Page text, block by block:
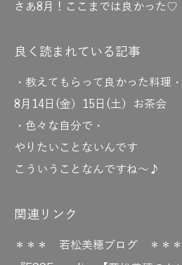
さあ8月！ここまでは良かった♡
良く読まれている記事
・教えてもらって良かった料理・
8月14日(金）15日(土）お茶会
・色々な自分で・
やりたいことないんです
こういうことなんですね～♪
関連リンク
＊＊＊ 若松美穂ブログ ＊＊＊